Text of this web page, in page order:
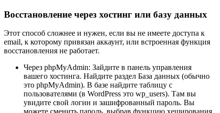
Восстановление через хостинг или базу данных
Этот способ сложнее и нужен, если вы не имеете доступа к
email, к которому привязан аккаунт, или встроенная функция
восстановления не работает.
Через phpMyAdmin: Зайдите в панель управления
вашего хостинга. Найдите раздел База данных (обычно
это phpMyAdmin). В базе найдите таблицу с
пользователями (в WordPress это wp_users). Там вы
увидите свой логин и зашифрованный пароль. Вы